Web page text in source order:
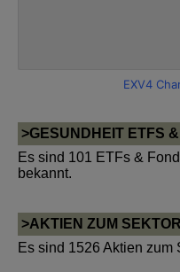
>GESUNDHEIT ETFS
Es sind 101 ETFs &
bekannt.
>AKTIEN ZUM
Es sind 1526 Aktien zum